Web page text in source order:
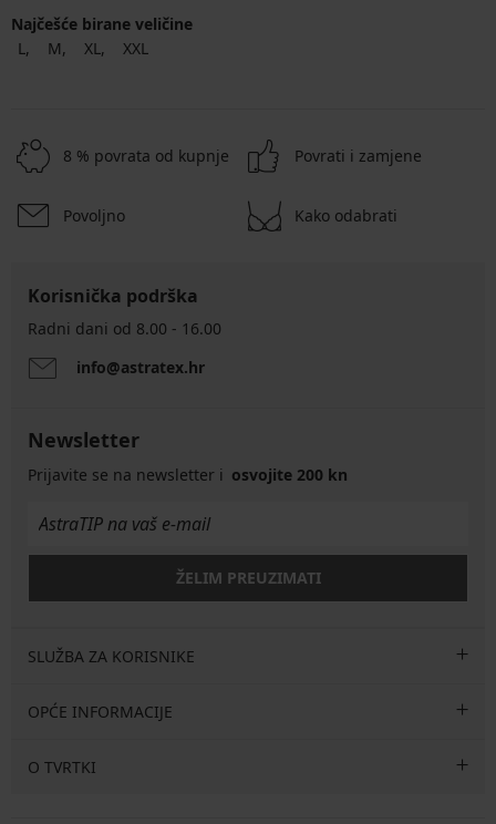
Najčešće birane veličine
L
M XL XXL
8 % povrata od kupnje Povrati i zamjene
Povoljno Kako odabrati
Korisnička podrška
Radni dani od 8.00 - 16.00
info@astratex.hr
Newsletter
Prijavite se na newsletter i osvojite 200 kn
ŽELIM PREUZIMATI
SLUŽBA ZA KORISNIKE
OPĆE INFORMACIJE
O TVRTKI